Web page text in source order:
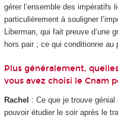
gérer l’ensemble des impératifs
particulièrement à souligner
Liberman, qui fait preuve d’une
hors pair ; ce qui conditionne
Plus généralement,
vous avez choisi le Cnam
Rachel : Ce que je trouve
pouvoir étudier le soir après le